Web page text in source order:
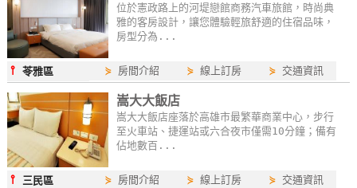
位於憲政路上的河堤戀館商務汽車旅館，時尚典
雅的客房設計，讓您體驗輕旅舒適的住宿品味，
房型分為...
⫯苓雅區 ⋟ 房間介紹 ⋟線上訂房 ⋟ 交通資訊
嵩大大飯店
嵩大大飯店座落於高雄市最繁華商業中心，步行
至火車站、捷運站或六合夜市僅需10分鐘；備有
佔地數百...
⫯ 三民區 ⋟ 房間介紹 ⋟線上訂房 ⋟ 交通資訊